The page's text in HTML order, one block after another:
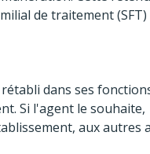
de traitement
dans ses
Si l'agent le souhaite,
aux autres